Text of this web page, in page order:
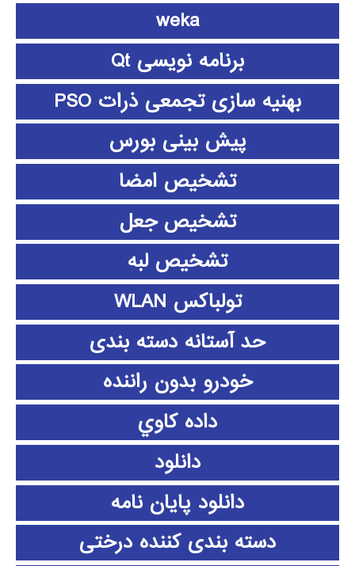
weka
برنامه نویسی Qt
بهنیه سازی تجمعی ذرات PSO
پیش بینی بورس
تشخیص امضا
تشخیص جعل
تشخیص لبه
تولباکس WLAN
حد آستانه دسته بندی
خودرو بدون راننده
داده كاوي
دانلود
دانلود پايان نامه
دسته بندی کننده درختی